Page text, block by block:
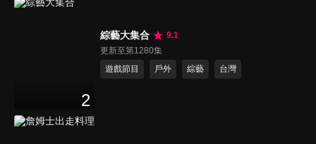
2
綜藝大集合
9.1
更新至第1280集
遊戲節目
戶外 綜藝 台灣